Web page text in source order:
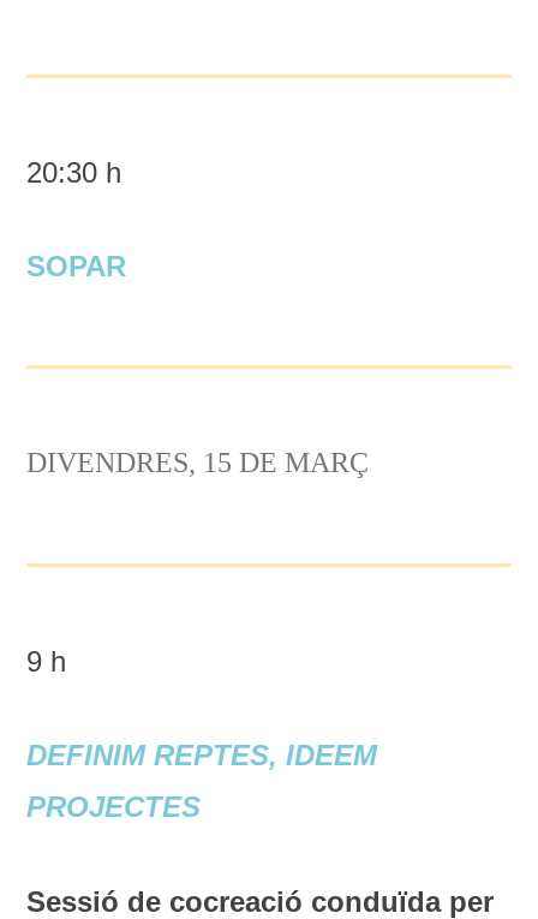
20:30 h
SOPAR
DIVENDRES, 15 DE MARÇ
9 h
DEFINIM REPTES, IDEEM
PROJECTES
Sessió de cocreació conduïda per